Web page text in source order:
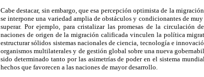
Cabe destacar, sin embargo, que esa percepción optimista de la
se interpone una variedad amplia de obstáculos y condicionantes de
superar. Por ejemplo, para cristalizar las promesas de la circulación
naciones de origen de la migración calificada vinculen la política
estructurar sólidos sistemas nacionales de ciencia, tecnología e
organismos multilaterales y de gestión global sobre una nueva
sido determinado tanto por las asimetrías de poder en el sistema
hechos que favorecen a las naciones de mayor desarrollo.